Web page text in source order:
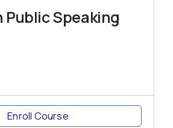
Public Speaking
Enroll Course